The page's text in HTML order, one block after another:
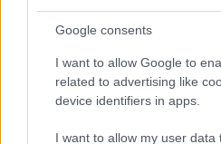
Google consents
I want to allow Google to
related to advertising like
device identifiers in apps.
I want to allow my user data
Condividi l'articolo
F
a
ce
T
w
it
Pi
n
te
W
h
at
Articolo